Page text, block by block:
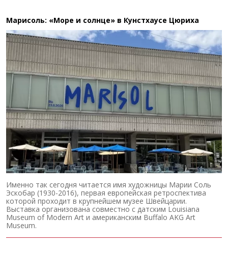
Марисоль: «Море и солнце» в Кунстхаусе Цюриха
Именно так сегодня читается имя художницы Марии Соль
Эскобар (1930-2016), первая европейская ретроспектива
которой проходит в крупнейшем музее Швейцарии.
Выставка организована совместно с датским Louisiana
Museum of Modern Art и американским Buffalo AKG Art
Museum.